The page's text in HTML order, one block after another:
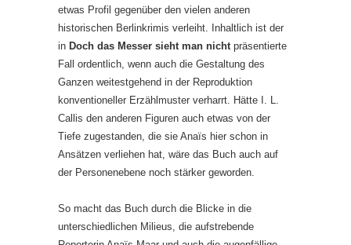
etwas Profil gegenüber den vielen anderen
historischen Berlinkrimis verleiht. Inhaltlich ist der
in Doch das Messer sieht man nicht präsentierte
Fall ordentlich, wenn auch die Gestaltung des
Ganzen weitestgehend in der Reproduktion
konventioneller Erzählmuster verharrt. Hätte I. L.
Callis den anderen Figuren auch etwas von der
Tiefe zugestanden, die sie Anaïs hier schon in
Ansätzen verliehen hat, wäre das Buch auch auf
der Personenebene noch stärker geworden.
So macht das Buch durch die Blicke in die
unterschiedlichen Milieus, die aufstrebende